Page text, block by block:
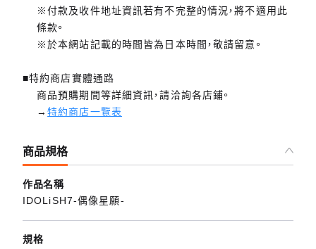
※付款及收件地址資訊若有不完整的情況，將不適用此
條款。
※於本網站記載的時間皆為日本時間，敬請留意。
■特約商店實體通路
商品預購期間等詳細資訊，請洽詢各店鋪。
→特約商店一覽表
商品規格
作品名稱
IDOLiSH7-偶像星願-
規格